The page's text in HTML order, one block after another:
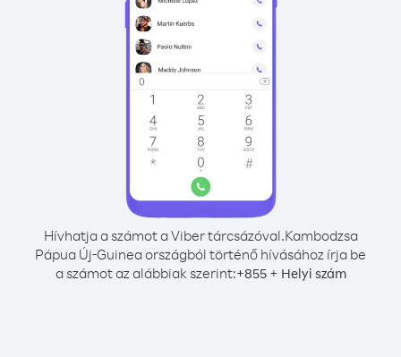
Hívhatja a számot a Viber tárcsázóval.Kambodzsa
Pápua Új-Guinea országból történő hívásához írja be
a számot az alábbiak szerint:+855+ Helyi szám